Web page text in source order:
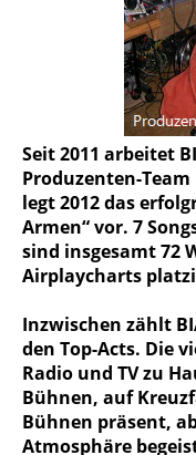
Seit 2011 arbeitet
Produzenten-
legt 2012 das
Armen“ vor. 7
sind insgesamt 72
Airplaycharts
Inzwischen zählt
den Top-Acts. Die
Radio und TV zu
Bühnen, auf
Bühnen präsent,
Atmosphäre